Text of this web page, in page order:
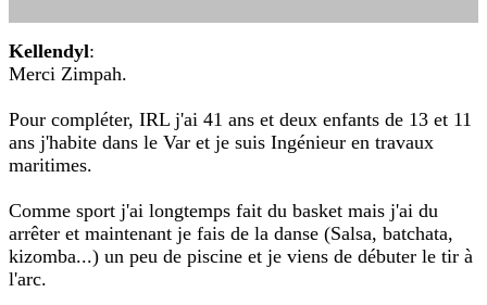
Kellendyl:
Merci Zimpah.
Pour compléter, IRL j'ai 41 ans et deux enfants de 13 et 11
ans j'habite dans le Var et je suis Ingénieur en travaux
maritimes.
Comme sport j'ai longtemps fait du basket mais j'ai du
arrêter et maintenant je fais de la danse (Salsa, batchata,
kizomba...) un peu de piscine et je viens de débuter le tir à
l'arc.